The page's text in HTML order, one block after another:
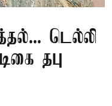
டெல்லி
தபு